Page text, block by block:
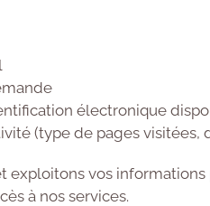
électronique
(type de pages
exploitons vos
à nos services.